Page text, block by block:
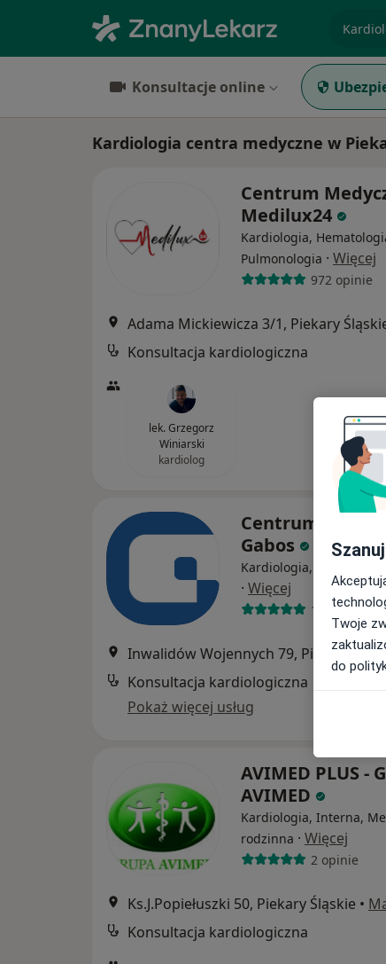
Konsultacje online
Kardiologia centra medyczne w
Centrum
Medilux24
Kardiologia,
Pulmonologia · Więcej
972 opinie
Adama Mickiewicza 3/1, Piekary
Konsultacja kardiologiczna
lek. Grzegorz
Winiarski
kardiolog
Centrum
Gabos
Kardiologia,
· Więcej
1428 opinii
Inwalidów Wojennych 79, Piekary
Konsultacja kardiologiczna
Pokaż więcej usług
AVIMED PLUS -
AVIMED
Kardiologia, Interna,
rodzinna · Więcej
2 opinie
Ks.J.Popiełuszki 50, Piekary Śląskie •
Konsultacja kardiologiczna
Twoje
do